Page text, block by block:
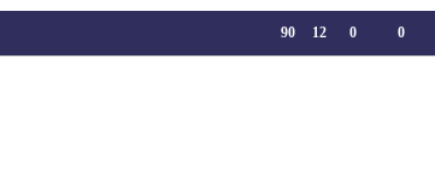
90 12 0 0